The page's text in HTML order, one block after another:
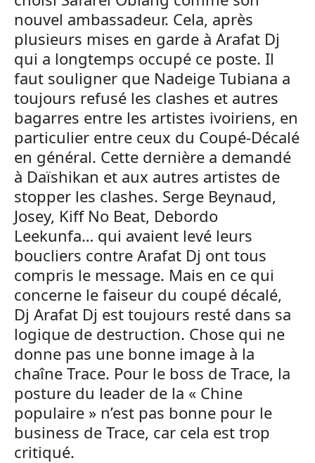
nouvel ambassadeur. Cela, après
plusieurs mises en garde à Arafat Dj
qui a longtemps occupé ce poste. Il
faut souligner que Nadeige Tubiana a
toujours refusé les clashes et autres
bagarres entre les artistes ivoiriens, en
particulier entre ceux du Coupé-Décalé
en général. Cette dernière a demandé
à Daïshikan et aux autres artistes de
stopper les clashes. Serge Beynaud,
Josey, Kiff No Beat, Debordo
Leekunfa… qui avaient levé leurs
boucliers contre Arafat Dj ont tous
compris le message. Mais en ce qui
concerne le faiseur du coupé décalé,
Dj Arafat Dj est toujours resté dans sa
logique de destruction. Chose qui ne
donne pas une bonne image à la
chaîne Trace. Pour le boss de Trace, la
posture du leader de la « Chine
populaire » n’est pas bonne pour le
business de Trace, car cela est trop
critiqué.